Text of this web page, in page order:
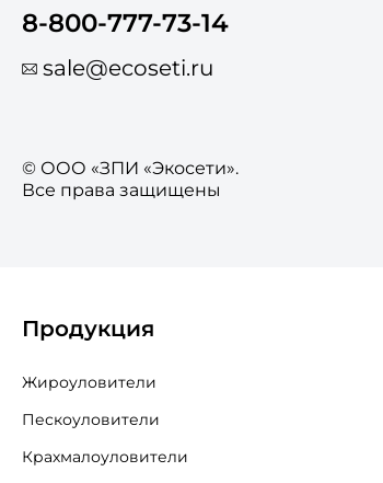
8-800-777-73-14
sale@ecoseti.ru
© ООО «ЗПИ «Экосети».
Все права защищены
Продукция
Жироуловители
Пескоуловители
Крахмалоуловители